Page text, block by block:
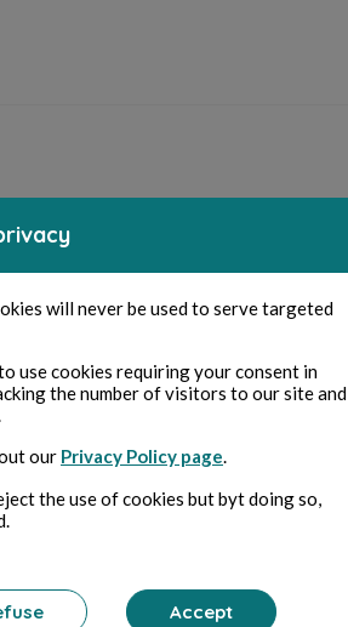
will never be used to serve targeted
use cookies requiring your consent in
the number of visitors to our site and
our Privacy Policy page.
the use of cookies but byt doing so,
Accept